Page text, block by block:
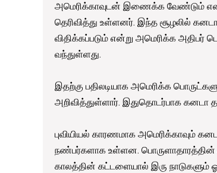
அமெரிக்காவுடன் இணைக்க வேண்டும்
தெரிவித்து உள்ளனர். இந்த சூழலில்
விதிக்கப்படும் என்று அமெரிக்க அதிபர்
வந்துள்ளது.
இதற்கு பதிலடியாக அமெரிக்க
அறிவித்துள்ளார். இதுதொடர்பாக கனடா
புவியியல் காரணமாக அமெரிக்காவும்
நண்பர்களாக உள்ளன. பொருளாதாரத்தின்
காலத்தின் கட்டளையால் இரு